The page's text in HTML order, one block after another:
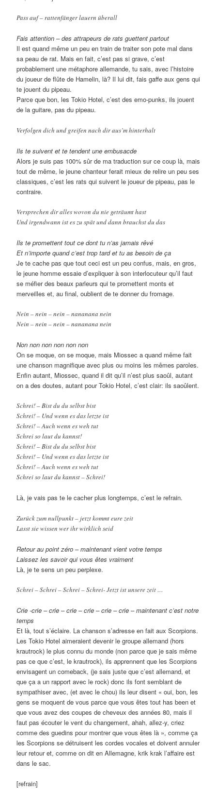
Pass auf – rattenfänger lauern überall
Fais attention – des attrapeurs de rats guettent partout
Il est quand même un peu en train de traiter son pote mal dans
sa peau de rat. Mais en fait, c’est pas si grave, c’est
probablement une métaphore allemande, tu sais, avec l’histoire
du joueur de flûte de Hamelin, là? Il lui dit, fais gaffe aux gens qui
te jouent du pipeau.
Parce que bon, les Tokio Hotel, c’est des emo-punks, ils jouent
de la guitare, pas du pipeau.
Verfolgen dich und greifen nach dir aus’m hinterhalt
Ils te suivent et te tendent une embusacde
Alors je suis pas 100% sûr de ma traduction sur ce coup là, mais
tout de même, le jeune chanteur ferait mieux de relire un peu ses
classiques, c’est les rats qui suivent le joueur de pipeau, pas le
contraire.
Versprechen dir alles wovon du nie geträumt hast
Und irgendwann ist es zu spät und dann brauchst du das
Ils te promettent tout ce dont tu n’as jamais rêvé
Et n’importe quand c’est trop tard et tu as besoin de ça
Je te cache pas que tout ceci est un peu confus, mais, en gros,
le jeune homme essaie d’expliquer à son interlocuteur qu’il faut
se méfier des beaux parleurs qui te promettent monts et
merveilles et, au final, oublient de te donner du fromage.
Nein – nein – nein – nananana nein
Nein – nein – nein – nananana nein
Non non non non non non
On se moque, on se moque, mais Miossec a quand même fait
une chanson magnifique avec plus ou moins les mêmes paroles.
Enfin autant, Miossec, quand il dit qu’il n’est plus saoûl, autant
on a des doutes, autant pour Tokio Hotel, c’est clair: ils saoûlent.
Schrei! – Bist du du selbst bist
Schrei! – Und wenn es das letzte ist
Schrei! – Auch wenn es weh tut
Schrei so laut du kannst!
Schrei! – Bist du du selbst bist
Schrei! – Und wenn es das letzte ist
Schrei! – Auch wenn es weh tut
Schrei so laut du kannst – Schrei!
Là, je vais pas te le cacher plus longtemps, c’est le refrain.
Zurück zum nullpunkt – jetzt kommt eure zeit
Lasst sie wissen wer ihr wirklich seid
Retour au point zéro – maintenant vient votre temps
Laissez les savoir qui vous êtes vraiment
Là, je te sens un peu perplexe.
Schrei – Schrei – Schrei – Schrei- Jetzt ist unsere zeit …
Crie -crie – crie – crie – crie – crie – crie – maintenant c’est notre
temps
Et là, tout s’éclaire. La chanson s’adresse en fait aux Scorpions.
Les Tokio Hotel aimeraient devenir le groupe allemand (hors
krautrock) le plus connu du monde (non parce que je sais même
pas ce que c’est, le krautrock), ils apprennent que les Scorpions
envisagent un comeback, (je sais juste que c’est allemand, et
que ça a un rapport avec le rock) donc ils font semblant de
sympathiser avec, (et avec le chou) ils leur disent « oui, bon, les
gens se moquent de vous parce que vous êtes tout has been et
que vous avez des coupes de cheveux des années 80, mais il
faut pas écouter le vent du changement, ahah, allez-y, criez
comme des guedins pour montrer que vous êtes là », comme ça
les Scorpions se détruisent les cordes vocales et doivent annuler
leur retour et, comme on dit en Allemagne, krik krak l’affaire est
dans le sac.
[refrain]